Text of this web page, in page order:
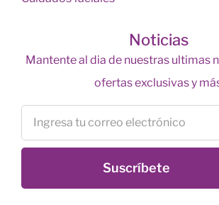
Noticias
Mantente al dia de nuestras ultimas
ofertas exclusivas y
Suscríbete